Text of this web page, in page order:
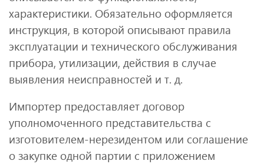
характеристики. Обязательно оформляется
инструкция, в которой описывают правила
эксплуатации и технического обслуживания
прибора, утилизации, действия в случае
выявления неисправностей и т. д.
Импортер предоставляет договор
уполномоченного представительства с
изготовителем-нерезидентом или соглашение
о закупке одной партии с приложением